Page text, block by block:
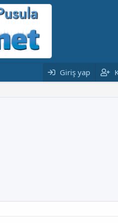
Giriş yap